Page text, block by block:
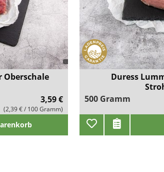
Oberschale
3,59 €
(2,39 € / 100 Gramm)
Duress
500 Gramm